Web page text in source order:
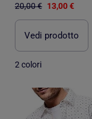
20,00 € 13,00 €
Vedi prodotto
2 colori